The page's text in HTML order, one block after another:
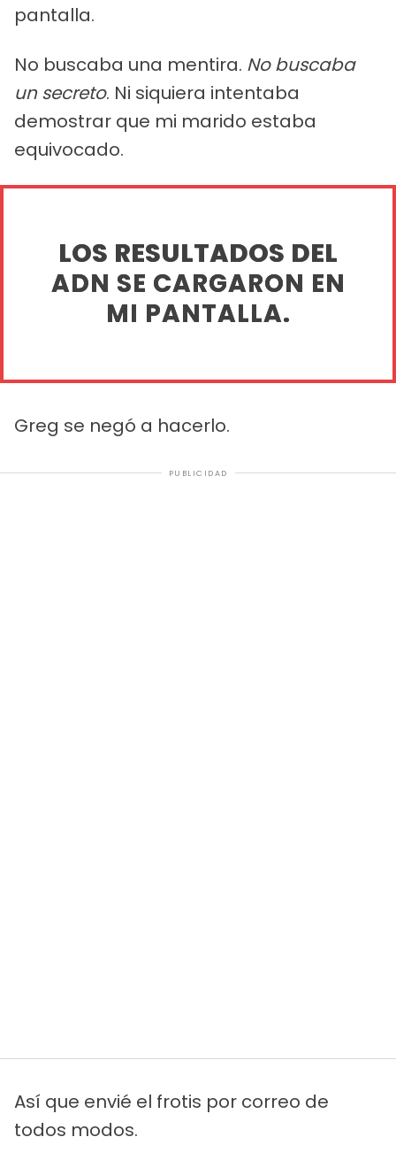
pantalla.
No buscaba una mentira. No buscaba
un secreto. Ni siquiera intentaba
demostrar que mi marido estaba
equivocado.
LOS RESULTADOS DEL
ADN SE CARGARON EN
MI PANTALLA.
Greg se negó a hacerlo.
PUBLICIDAD
Así que envié el frotis por correo de
todos modos.